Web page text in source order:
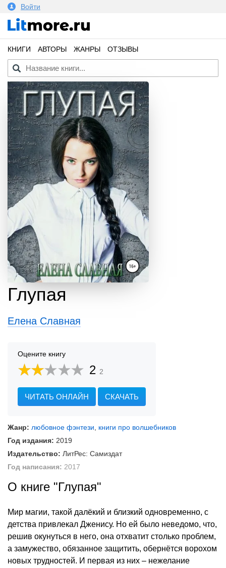
Войти
КНИГИ АВТОРЫ ЖАНРЫ ОТЗЫВЫ
Глупая
Елена Славная
Оцените книгу
2 2
ЧИТАТЬ ОНЛАЙН СКАЧАТЬ
Жанр: любовное фэнтези, книги про волшебников
Год издания: 2019
Издательство: ЛитРес: Самиздат
Год написания: 2017
О книге "Глупая"
Мир магии, такой далёкий и близкий одновременно, с
детства привлекал Дженису. Но ей было неведомо, что,
решив окунуться в него, она отхватит столько проблем,
а замужество, обязанное защитить, обернётся ворохом
новых трудностей. И первая из них – нежелание